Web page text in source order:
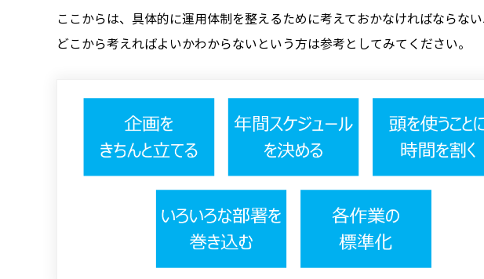
ここからは、具体的に運用体制を整えるために考えておかなければならない
どこから考えればよいかわからないという方は参考としてみてください。